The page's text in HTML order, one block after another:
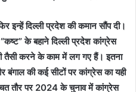
इन्हें दिल्ली प्रदेश की कमान सौंप दी।
के बहाने दिल्ली प्रदेश कांग्रेस
तैसी करने के काम में लग गए हैं। इतना
बंगाल की कई सीटों पर कांग्रेस का यही
तौर पर 2024 के चुनाव में कांग्रेस